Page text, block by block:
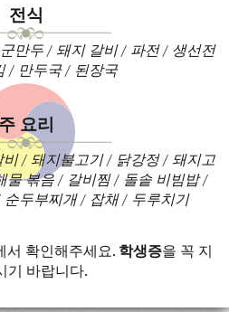
전식
만두 / 돼지 갈비 / 파전 / 생선전
/ 만두국 / 된장국
주 요리
/ 돼지불고기 / 닭강정 / 돼지고
물 볶음 / 갈비찜 / 돌솥 비빔밥 /
두부찌개 / 잡채 / 두루치기
서 확인해주세요. 학생증을 꼭 지
기 바랍니다.